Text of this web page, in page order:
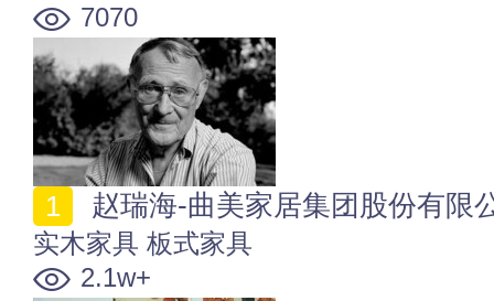
7070
赵瑞海-曲美家居集团股份有限
实木家具 板式家具
2.1w+